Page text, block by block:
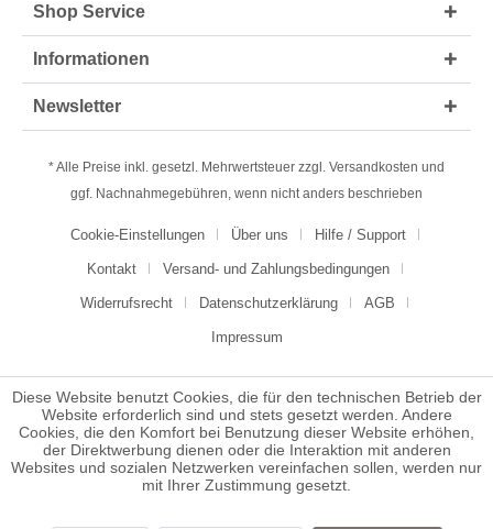
Shop Service
Informationen
Newsletter
* Alle Preise inkl. gesetzl. Mehrwertsteuer zzgl. Versandkosten und
ggf. Nachnahmegebühren, wenn nicht anders beschrieben
Cookie-Einstellungen Über uns Hilfe / Support
Kontakt Versand- und Zahlungsbedingungen
Widerrufsrecht Datenschutzerklärung AGB
Impressum
Diese Website benutzt Cookies, die für den technischen Betrieb der
Website erforderlich sind und stets gesetzt werden. Andere
Cookies, die den Komfort bei Benutzung dieser Website erhöhen,
der Direktwerbung dienen oder die Interaktion mit anderen
Websites und sozialen Netzwerken vereinfachen sollen, werden nur
mit Ihrer Zustimmung gesetzt.